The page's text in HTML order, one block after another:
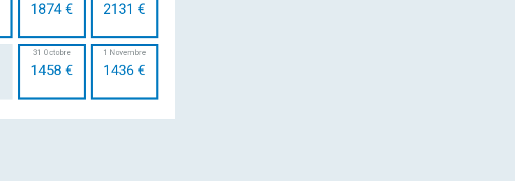
1874 € 2131 €
31 Octobre
1458 €
1 Novembre
1436 €